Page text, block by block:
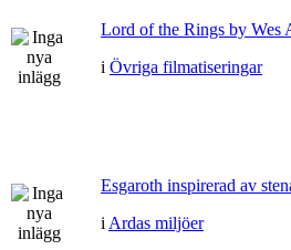
Lord of the Rings by Wes
i Övriga filmatiseringar
Esgaroth inspirerad av
i Ardas miljöer